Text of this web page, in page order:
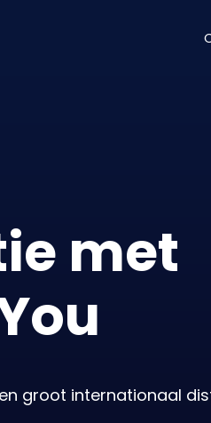
met
groot internationaal